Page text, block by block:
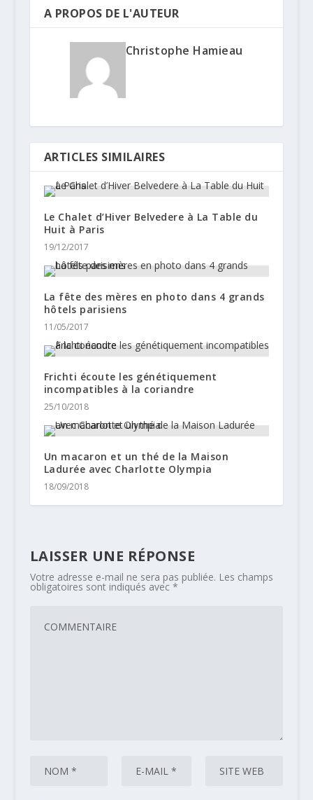
A PROPOS DE L'AUTEUR
Christophe Hamieau
ARTICLES SIMILAIRES
Le Chalet d’Hiver Belvedere à La Table du
Huit à Paris
19/12/2017
La fête des mères en photo dans 4 grands
hôtels parisiens
11/05/2017
Frichti écoute les génétiquement
incompatibles à la coriandre
25/10/2018
Un macaron et un thé de la Maison
Ladurée avec Charlotte Olympia
18/09/2018
LAISSER UNE RÉPONSE
Votre adresse e-mail ne sera pas publiée. Les champs
obligatoires sont indiqués avec *